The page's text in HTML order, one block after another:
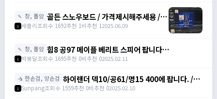
https://open.kakao.com/o/sdHYKEcg
🍡 창, 폴암 골든 스노우보드 / 가격제시해주세용 / 골
든 스노우보드 3강 STR3 공격력60 /
1 세를리조회수 1692추천 1비추천 12025.06.09
🍡 창, 폴암 힘8 공97 메이플 베리트 스피어 팝니다
https://open.kakao.com/o/gZBfyJ6f /
1 박봉달조회수 1695추천 0비추천 02025.02.11
🤺 한손검, 양손검 하이랜더 덱10/공61/명15 400에 팝니다. /
4000000
1 Sunpang조회수 1559추천 0비추천 02025.02.10